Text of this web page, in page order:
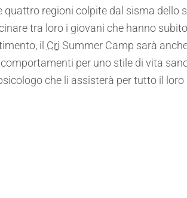
quattro regioni colpite dal sisma
tra loro i giovani che hanno
il Cri Summer Camp sarà
per uno stile di vita
che li assisterà per tutto il